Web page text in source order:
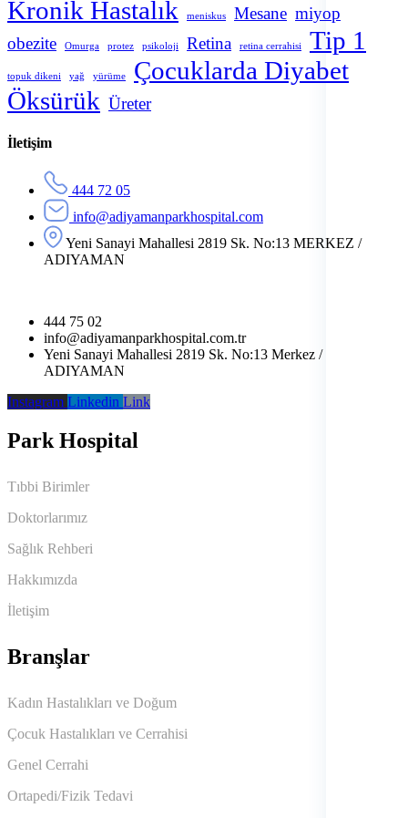
Kronik Hastalık meniskus Mesane miyop
obezite
Omurga protez psikoloji Retina retina cerrahisi Tip 1
topuk dikeni yağ yürüme
Çocuklarda Diyabet
Öksürük Üreter
İletişim
444 72 05
info@adiyamanparkhospital.com
Yeni Sanayi Mahallesi 2819 Sk. No:13 MERKEZ /
ADIYAMAN
444 75 02
info@adiyamanparkhospital.com.tr
Yeni Sanayi Mahallesi 2819 Sk. No:13 Merkez /
ADIYAMAN
Instagram Linkedin Link
Park Hospital
Tıbbi Birimler
Doktorlarımız
Sağlık Rehberi
Hakkımızda
İletişim
Branşlar
Kadın Hastalıkları ve Doğum
Çocuk Hastalıkları ve Cerrahisi
Genel Cerrahi
Ortapedi/Fizik Tedavi